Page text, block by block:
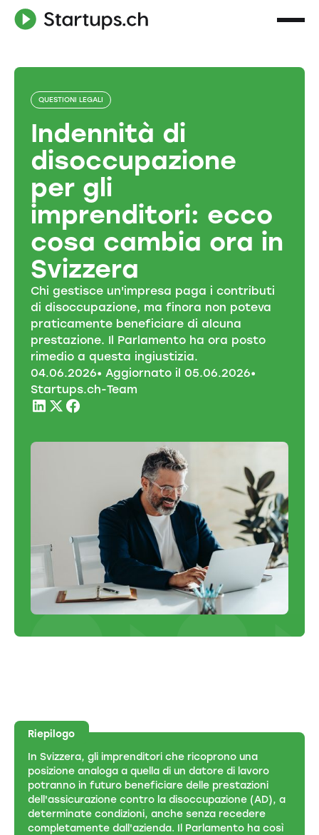
QUESTIONI LEGALI
Indennità di
disoccupazione
per gli
imprenditori: ecco
cosa cambia ora in
Svizzera
Chi gestisce un'impresa paga i contributi
di disoccupazione, ma finora non poteva
praticamente beneficiare di alcuna
prestazione. Il Parlamento ha ora posto
rimedio a questa ingiustizia.
04.06.2026• Aggiornato il 05.06.2026•
Startups.ch-Team
Riepilogo
In Svizzera, gli imprenditori che ricoprono una
posizione analoga a quella di un datore di lavoro
potranno in futuro beneficiare delle prestazioni
dell'assicurazione contro la disoccupazione (AD), a
determinate condizioni, anche senza recedere
completamente dall'azienda. Il Parlamento ha così